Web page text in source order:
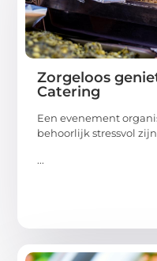
Zorgeloos
Catering
Een evenement
behoorlijk stressvol
...